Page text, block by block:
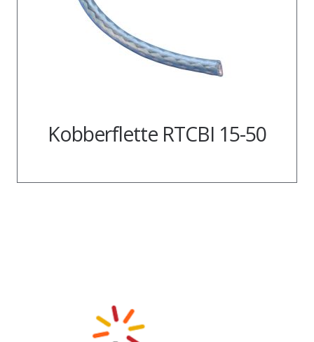
Kobberflette RTCBI 15-50